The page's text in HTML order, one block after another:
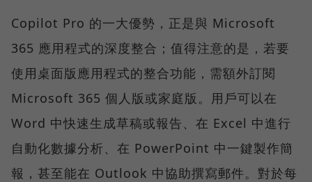
Copilot Pro 的一大優勢，正是與 Microsoft
365 應用程式的深度整合；值得注意的是，若要
使用桌面版應用程式的整合功能，需額外訂閱
Microsoft 365 個人版或家庭版。用戶可以在
Word 中快速生成草稿或報告、在 Excel 中進行
自動化數據分析、在 PowerPoint 中一鍵製作簡
報，甚至能在 Outlook 中協助撰寫郵件。對於每